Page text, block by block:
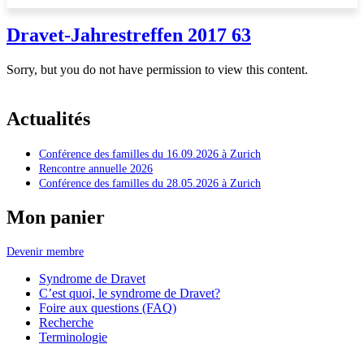
Dravet-Jahrestreffen 2017 63
Sorry, but you do not have permission to view this content.
Actualités
Conférence des familles du 16.09.2026 à Zurich
Rencontre annuelle 2026
Conférence des familles du 28.05.2026 à Zurich
Mon panier
Devenir membre
Syndrome de Dravet
C’est quoi, le syndrome de Dravet?
Foire aux questions (FAQ)
Recherche
Terminologie